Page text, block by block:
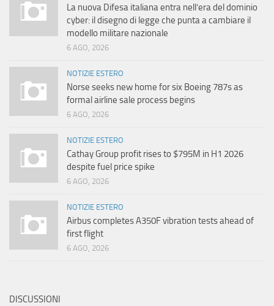
La nuova Difesa italiana entra nell’era del dominio
cyber: il disegno di legge che punta a cambiare il
modello militare nazionale
6 AGO, 2026
NOTIZIE ESTERO
Norse seeks new home for six Boeing 787s as
formal airline sale process begins
6 AGO, 2026
NOTIZIE ESTERO
Cathay Group profit rises to $795M in H1 2026
despite fuel price spike
6 AGO, 2026
NOTIZIE ESTERO
Airbus completes A350F vibration tests ahead of
first flight
6 AGO, 2026
DISCUSSIONI